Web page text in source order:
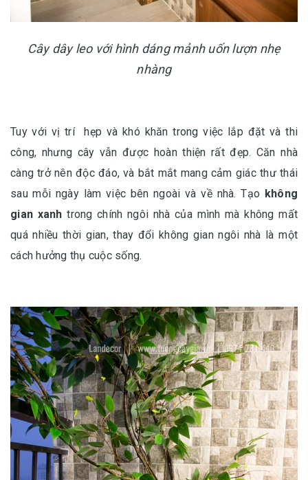
Cây dây leo với hình dáng mảnh uốn lượn nhẹ
nhàng
Tuy với vị trí hẹp và khó khăn trong việc lắp đặt và thi
công, nhưng cây vẫn được hoàn thiện rất đẹp. Căn nhà
càng trở nên độc đáo, và bắt mắt mang cảm giác thư thái
sau mỗi ngày làm việc bên ngoài và về nhà. Tạo không
gian xanhtrong chính ngôi nhà của mình mà không mất
quá nhiều thời gian, thay đổi không gian ngôi nhà là một
cách hưởng thụ cuộc sống.